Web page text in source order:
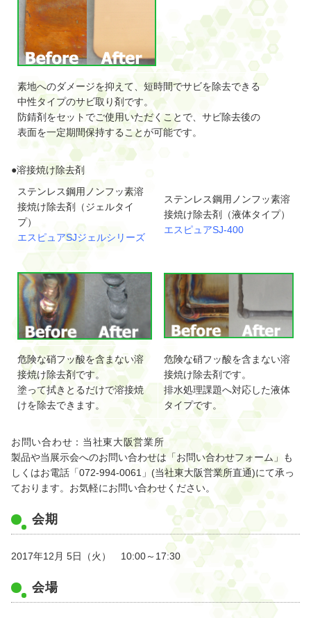
素地へのダメージを抑えて、短時間でサビを除去できる
中性タイプのサビ取り剤です。
防錆剤をセットでご使用いただくことで、サビ除去後の
表面を一定期間保持することが可能です。
●溶接焼け除去剤
ステンレス鋼用ノンフッ素溶
接焼け除去剤（ジェルタイ
プ）
エスピュアSJジェルシリーズ
ステンレス鋼用ノンフッ素溶
接焼け除去剤（液体タイプ）
エスピュアSJ-400
危険な硝フッ酸を含まない溶
接焼け除去剤です。
塗って拭きとるだけで溶接焼
けを除去できます。
危険な硝フッ酸を含まない溶
接焼け除去剤です。
排水処理課題へ対応した液体
タイプです。
お問い合わせ：当社東大阪営業所
製品や当展示会へのお問い合わせは「お問い合わせフォーム 」も
しくはお電話「072-994-0061」(当社東大阪営業所直通)にて承っ
ております。お気軽にお問い合わせください。
会期
2017年12月 5日（火） 10:00～17:30
会場